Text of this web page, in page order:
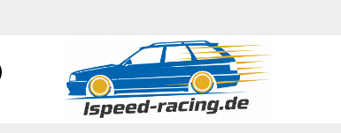
Währung auswählen
Suche...